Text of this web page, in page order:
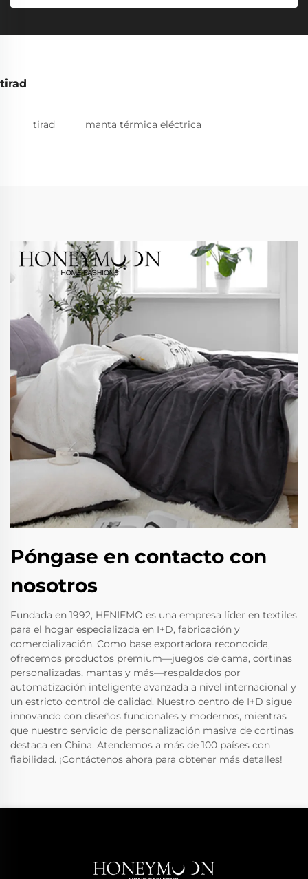
tirad
tirad manta térmica eléctrica
Póngase en contacto con
nosotros
Fundada en 1992, HENIEMO es una empresa líder en textiles
para el hogar especializada en I+D, fabricación y
comercialización. Como base exportadora reconocida,
ofrecemos productos premium—juegos de cama, cortinas
personalizadas, mantas y más—respaldados por
automatización inteligente avanzada a nivel internacional y
un estricto control de calidad. Nuestro centro de I+D sigue
innovando con diseños funcionales y modernos, mientras
que nuestro servicio de personalización masiva de cortinas
destaca en China. Atendemos a más de 100 países con
fiabilidad. ¡Contáctenos ahora para obtener más detalles!